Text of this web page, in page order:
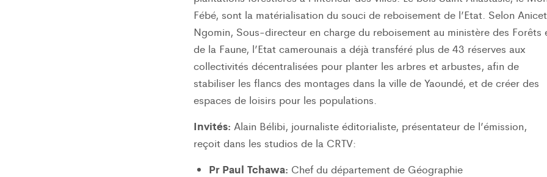
Fébé, sont la matérialisation du souci de reboisement de l’Etat. Selon Anicet
Ngomin, Sous-directeur en charge du reboisement au ministère des Forêts
de la Faune, l’Etat camerounais a déjà transféré plus de 43 réserves aux
collectivités décentralisées pour planter les arbres et arbustes, afin de
stabiliser les flancs des montages dans la ville de Yaoundé, et de créer des
espaces de loisirs pour les populations.
Invités: Alain Bélibi, journaliste éditorialiste, présentateur de l’émission,
reçoit dans les studios de la CRTV:
Pr Paul Tchawa: Chef du département de Géographie